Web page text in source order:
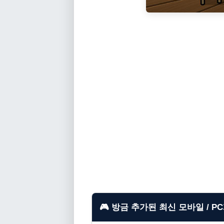
🎮 방금 추가된 최신 모바일 /